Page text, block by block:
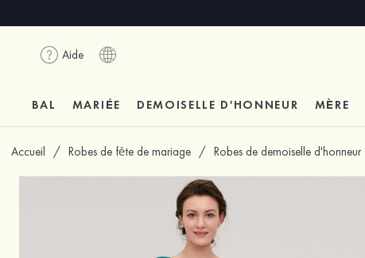
Aide
BAL MARIÉE DEMOISELLE D'HONNEUR MÈRE
Accueil / Robes de fête de mariage / Robes de demoiselle d'honneur